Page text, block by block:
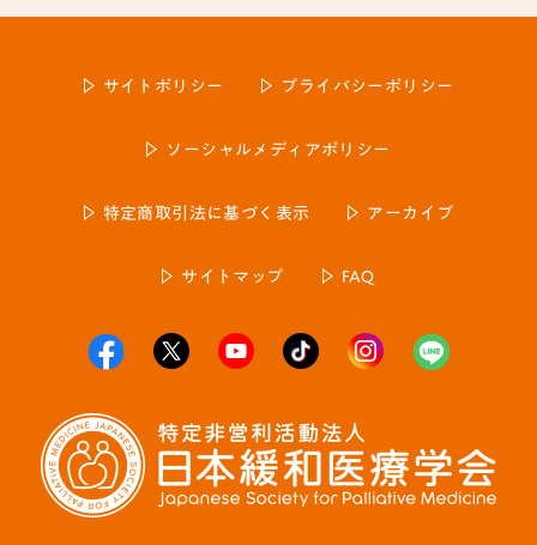
サイトポリシー プライバシーポリシー
ソーシャルメディアポリシー
特定商取引法に基づく表示 アーカイブ
サイトマップ FAQ